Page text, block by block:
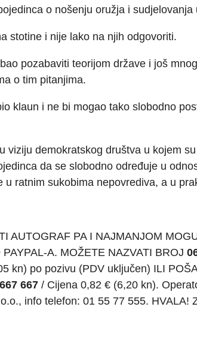
o nošenju oružja i
stotine i nije lako na njih odgovoriti.
pozabaviti teorijom države i još
o tim pitanjima.
klaun i ne bi mogao tako slobodno
viziju demokratskog društva u kojem
da se slobodno određuje u
u ratnim sukobima nepovrediva, a u
AUTOGRAF PA I NAJMANJOM
A. MOŽETE NAZVATI BROJ
kn) po pozivu (PDV uključen) ILI
667 667 / Cijena 0,82 € (6,20 kn).
info telefon: 01 55 77 555. HVALA!